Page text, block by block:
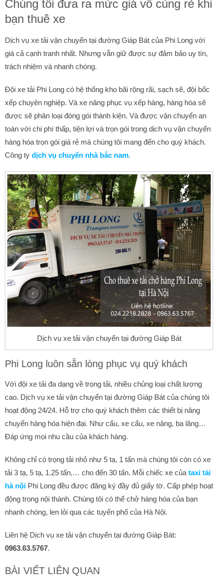
Chúng tôi đưa ra mức giá vô cùng rẻ khi
bạn thuê xe
Dịch vụ xe tải vận chuyển tại đường Giáp Bát của Phi Long với
giá cả cạnh tranh nhất. Nhưng vẫn giữ được sự đảm bảo uy tín,
trách nhiệm và nhanh chóng.
Đội xe tải Phi Long có hệ thống kho bãi rộng rãi, sạch sẽ, đội bốc
xếp chuyên nghiệp. Và xe nâng phục vụ xếp hàng, hàng hóa sẽ
được sẽ phân loại đóng gói thành kiện. Và được vận chuyển an
toàn với chi phí thấp, tiện lợi và trọn gói trong dịch vụ vận chuyển
hàng hóa trọn gói giá rẻ mà chúng tôi mang đến cho quý khách.
Công ty dịch vụ chuyển nhà bắc nam.
Dịch vụ xe tải vận chuyển tại đường Giáp Bát
Phi Long luôn sẵn lòng phục vụ quý khách
Với đội xe tải đa dạng về trọng tải, nhiều chủng loại chất lượng
cao. Dịch vụ xe tải vận chuyển tại đường Giáp Bát của chúng tôi
hoạt động 24/24. Hỗ trợ cho quý khách thêm các thiết bị nâng
chuyển hàng hóa hiện đại. Như cẩu, xe cẩu, xe nâng, ba lăng…
Đáp ứng mọi nhu cầu của khách hàng.
Không chỉ có trọng tải nhỏ như 5 tạ, 1 tấn mà chúng tôi còn có xe
tải 3 tạ, 5 tạ, 1.25 tấn,… cho đến 30 tấn. Mỗi chiếc xe của taxi tải
hà nội Phi Long đều được đăng ký đầy đủ giấy tờ. Cấp phép hoạt
động trong nội thành. Chúng tôi có thể chở hàng hóa của bạn
nhanh chóng, len lỏi qua các tuyến phố của Hà Nội.
Liên hệ Dịch vụ xe tải vận chuyển tại đường Giáp Bát:
0963.63.5767.
BÀI VIẾT LIÊN QUAN